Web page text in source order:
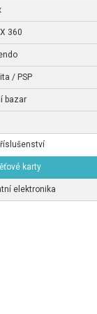
360
/ PSP
bazar
karty
elektronika